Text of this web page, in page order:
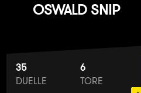
OSWALD SNIP
35
DUELLE
6
TORE